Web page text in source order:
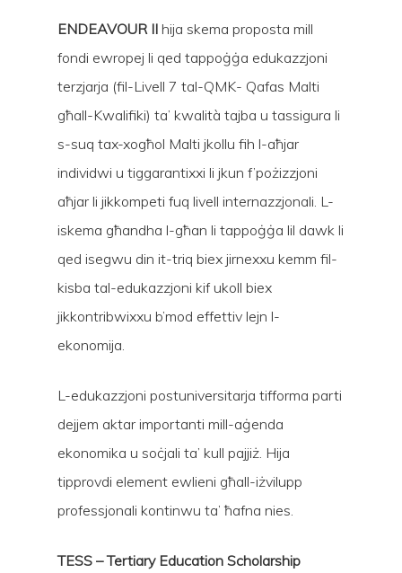
ENDEAVOUR II hija skema proposta mill
fondi ewropej li qed tappoġġa edukazzjoni
terzjarja (fil-Livell 7 tal-QMK- Qafas Malti
għall-Kwalifiki) ta’ kwalità tajba u tassigura li
s-suq tax-xogħol Malti jkollu fih l-aħjar
individwi u tiggarantixxi li jkun f’pożizzjoni
aħjar li jikkompeti fuq livell internazzjonali. L-
iskema għandha l-għan li tappoġġa lil dawk li
qed isegwu din it-triq biex jirnexxu kemm fil-
kisba tal-edukazzjoni kif ukoll biex
jikkontribwixxu b’mod effettiv lejn l-
ekonomija.
L-edukazzjoni postuniversitarja tifforma parti
dejjem aktar importanti mill-aġenda
ekonomika u soċjali ta’ kull pajjiż. Hija
tipprovdi element ewlieni għall-iżvilupp
professjonali kontinwu ta’ ħafna nies.
TESS – Tertiary Education Scholarship